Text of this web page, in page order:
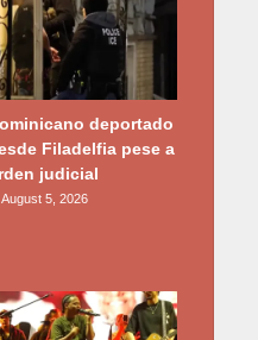
deportado
Filadelfia pese a
judicial
August 5, 2026